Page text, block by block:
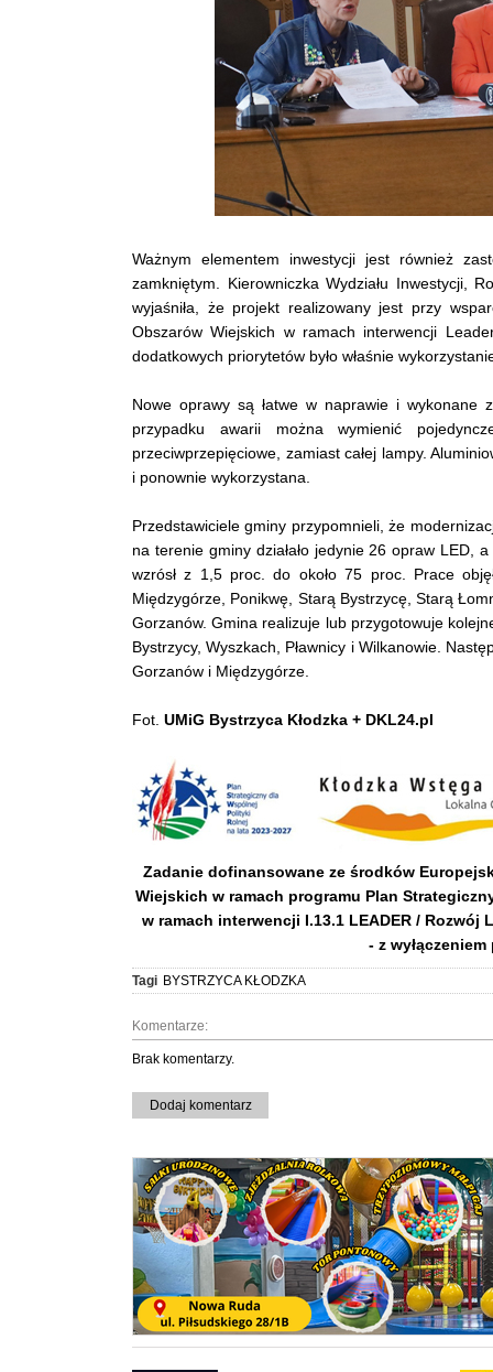
Ważnym elementem inwestycji jest również
zamkniętym. Kierowniczka Wydziału Inwestycji,
wyjaśniła, że projekt realizowany jest przy
Obszarów Wiejskich w ramach interwencji
dodatkowych priorytetów było właśnie
Nowe oprawy są łatwe w naprawie i wykonane
przypadku awarii można wymienić
przeciwprzepięciowe, zamiast całej lampy.
i ponownie wykorzystana.
Przedstawiciele gminy przypomnieli, że
na terenie gminy działało jedynie 26 opraw LED,
wzrósł z 1,5 proc. do około 75 proc. Prace
Międzygórze, Ponikwę, Starą Bystrzycę, Starą
Gorzanów. Gmina realizuje lub przygotowuje
Bystrzycy, Wyszkach, Pławnicy i Wilkanowie.
Gorzanów i Międzygórze.
Fot. UMiG Bystrzyca Kłodzka + DKL24.pl
Zadanie dofinansowane ze środków
Wiejskich w ramach programu Plan
w ramach interwencji I.13.1 LEADER / Rozwój
- z
Tagi BYSTRZYCA KŁODZKA
Komentarze:
Brak komentarzy.
Dodaj komentarz